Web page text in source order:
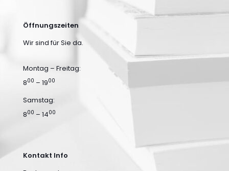
Öffnungszeiten
Wir sind für Sie da.
Montag – Freitag:
800 – 1900
Samstag:
800 – 1400
Kontakt Info